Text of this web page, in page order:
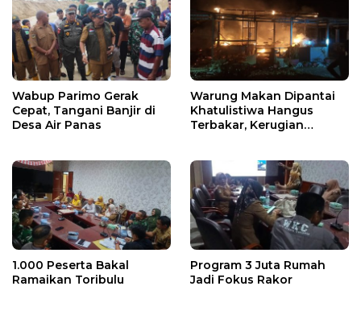
Wabup Parimo Gerak
Cepat, Tangani Banjir di
Desa Air Panas
Warung Makan Dipantai
Khatulistiwa Hangus
Terbakar, Kerugian
1.000 Peserta Bakal
Ramaikan Toribulu
Program 3 Juta Rumah
Jadi Fokus Rakor